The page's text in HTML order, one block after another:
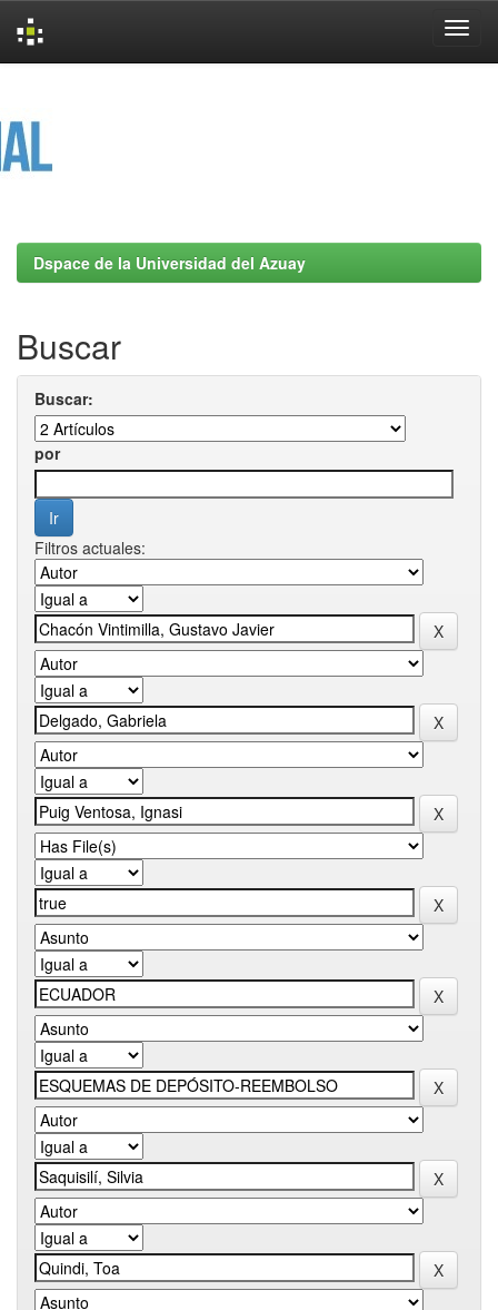
Dspace de la Universidad del Azuay
Buscar
Buscar:
por
Filtros actuales: